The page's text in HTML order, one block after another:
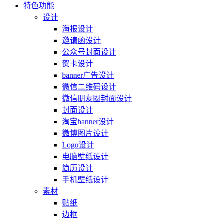
特色功能
设计
海报设计
邀请函设计
公众号封面设计
贺卡设计
banner广告设计
微信二维码设计
微信朋友圈封面设计
封面设计
淘宝banner设计
微博图片设计
Logo设计
电脑壁纸设计
简历设计
手机壁纸设计
素材
贴纸
边框